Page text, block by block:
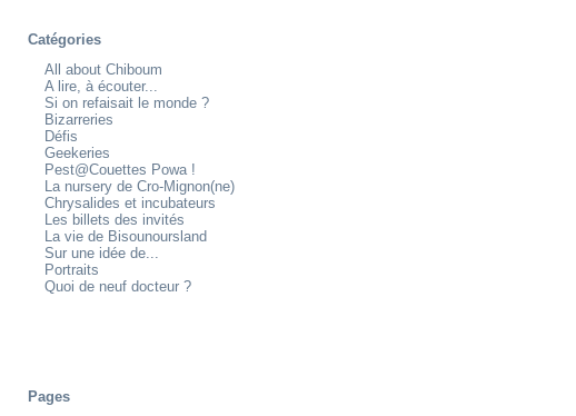
Catégories
All about Chiboum
A lire, à écouter...
Si on refaisait le monde ?
Bizarreries
Défis
Geekeries
Pest@Couettes Powa !
La nursery de Cro-Mignon(ne)
Chrysalides et incubateurs
Les billets des invités
La vie de Bisounoursland
Sur une idée de...
Portraits
Quoi de neuf docteur ?
Pages